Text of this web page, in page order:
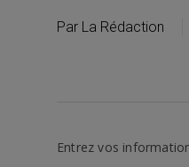
Par La Rédaction
Entrez vos